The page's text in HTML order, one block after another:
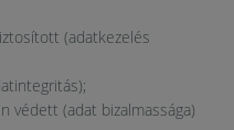
(adatkezelés
védett (adat bizalmassága)